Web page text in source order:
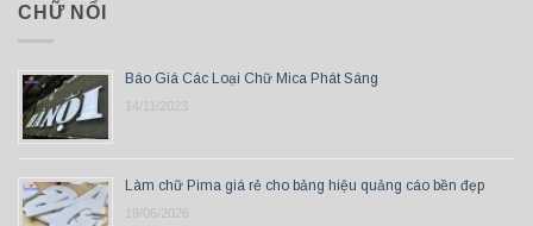
CHỮ NỔI
Báo Giá Các Loại Chữ Mica Phát Sáng
14/11/2023
Làm chữ Pima giá rẻ cho bảng hiệu quảng cáo bền đẹp
19/06/2026